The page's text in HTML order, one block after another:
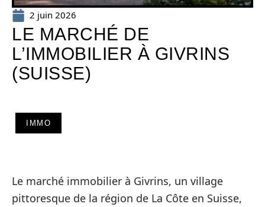
2 juin 2026
LE MARCHÉ DE
L’IMMOBILIER À GIVRINS
(SUISSE)
IMMO
Le marché immobilier à Givrins, un village
pittoresque de la région de La Côte en Suisse,